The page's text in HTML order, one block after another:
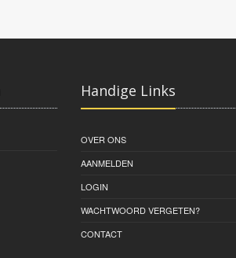
Handige Links
OVER ONS
AANMELDEN
LOGIN
WACHTWOORD VERGETEN?
CONTACT